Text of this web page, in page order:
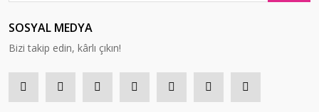
SOSYAL MEDYA
Bizi takip edin, kârlı çıkın!